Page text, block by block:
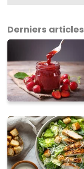
Derniers articles